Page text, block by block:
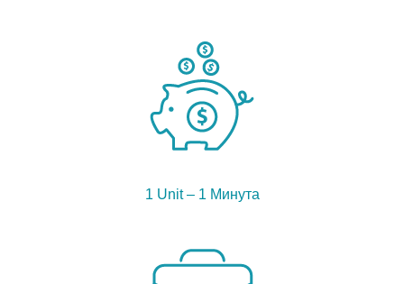
1 Unit – 1 Минута